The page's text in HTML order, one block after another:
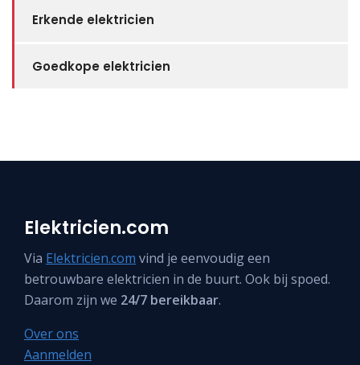
Erkende elektricien
Goedkope elektricien
Elektricien.com
Via Elektricien.com vind je eenvoudig een
betrouwbare elektricien in de buurt. Ook bij spoed.
Daarom zijn we 24/7 bereikbaar.
Over ons
Aanmelden